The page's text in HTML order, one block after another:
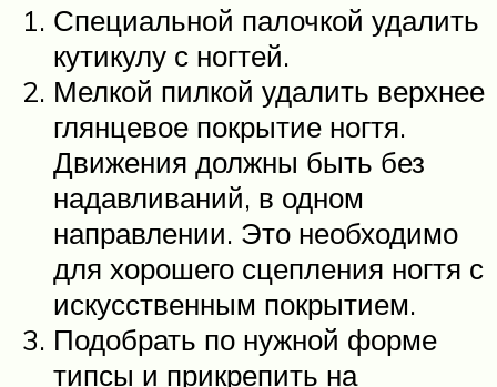
Специальной палочкой удалить
кутикулу с ногтей.
Мелкой пилкой удалить верхнее
глянцевое покрытие ногтя.
Движения должны быть без
надавливаний, в одном
направлении. Это необходимо
для хорошего сцепления ногтя с
искусственным покрытием.
Подобрать по нужной форме
типсы и прикрепить на